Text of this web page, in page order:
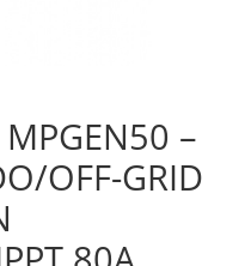
–
OFF-GRID